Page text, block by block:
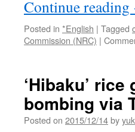
Continue reading
Posted in *English | Tagged
Commission (NRC) |
‘Hibaku’
bombing via
Posted on 2015/12/14by